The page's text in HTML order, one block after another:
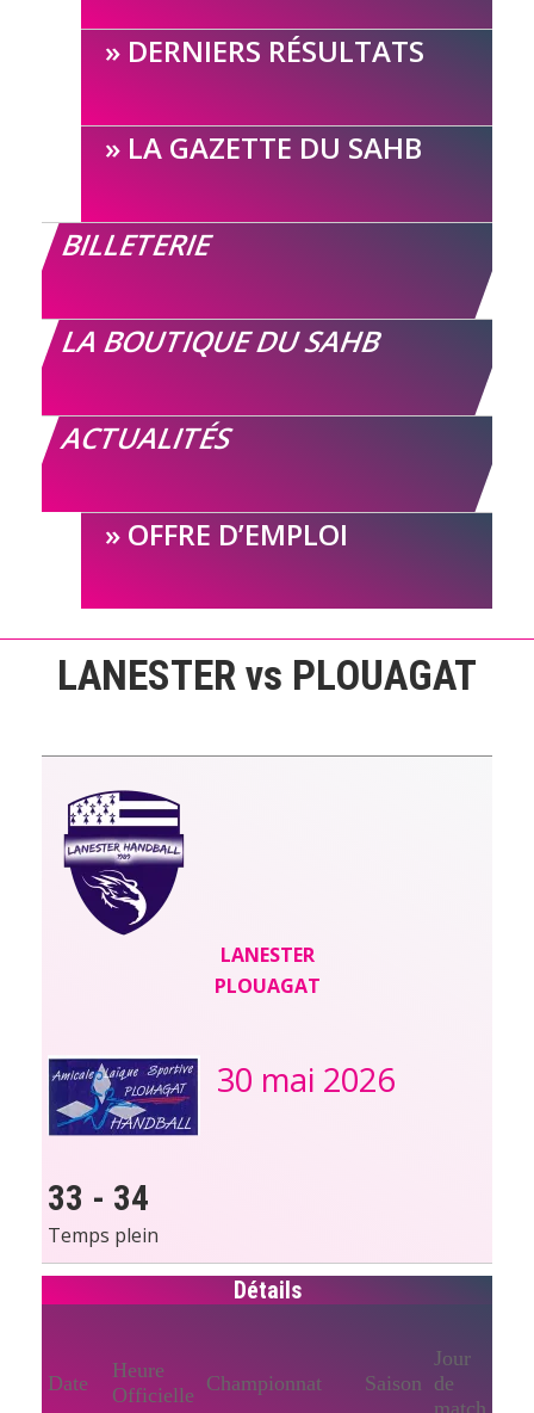
DERNIERS RÉSULTATS
LA GAZETTE DU SAHB
BILLETERIE
LA BOUTIQUE DU SAHB
ACTUALITÉS
OFFRE D’EMPLOI
LANESTER vs PLOUAGAT
LANESTER
PLOUAGAT
30 mai 2026
33 - 34
Temps plein
Détails
Date
Heure
Officielle Championnat Saison
Jour
de
match